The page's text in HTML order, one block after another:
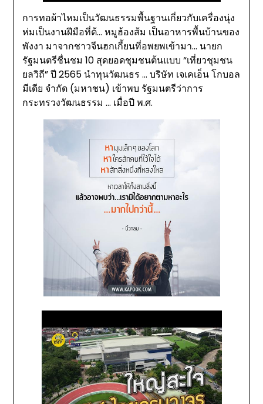
การทอผ้าไหมเป็นวัฒนธรรมพื้นฐานเกี่ยวกับเครื่องนุ่ง
ห่มเป็นงานฝีมือที่ต้… หมูฮ้องส้ม เป็นอาหารพื้นบ้านของ
พังงา มาจากชาวจีนฮกเกี้ยนที่อพยพเข้ามา… นายก
รัฐมนตรีชื่นชม 10 สุดยอดชุมชนต้นแบบ “เที่ยวชุมชน
ยลวิถี” ปี 2565 นำทุนวัฒนธร … บริษัท เจเคเอ็น โกบอล
มีเดีย จำกัด (มหาชน) เข้าพบ รัฐมนตรีว่าการ
กระทรวงวัฒนธรรม … เมื่อปี พ.ศ.